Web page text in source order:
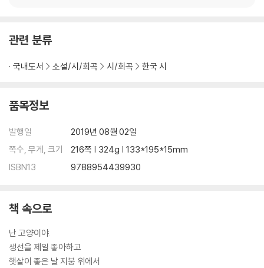
관련 분류
국내도서 소설/시/희곡 시/희곡 한국 시
품목정보
발행일
2019년 08월 02일
쪽수, 무게, 크기
216쪽 | 324g | 133*195*15mm
ISBN13
9788954439930
책 속으로
난 고양이야.
생선을 제일 좋아하고
햇살이 좋은 날 지붕 위에서